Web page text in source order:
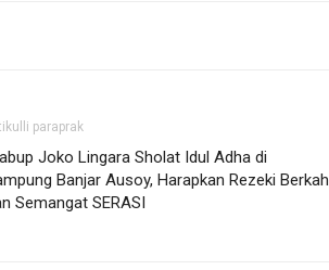
paraprak
Joko Lingara Sholat Idul Adha di
Banjar Ausoy, Harapkan Rezeki Berkah
Semangat SERASI